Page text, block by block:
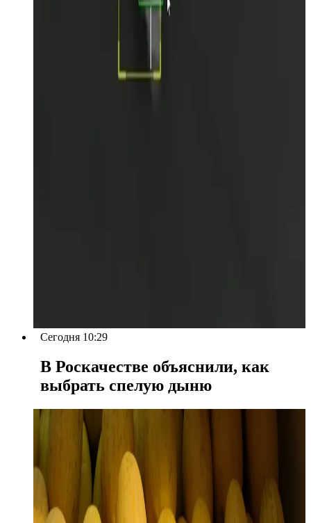
Сегодня 10:29
В Роскачестве объяснили, как
выбрать спелую дыню